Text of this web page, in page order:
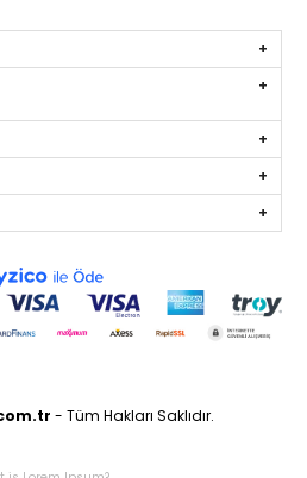
- Tüm Hakları Saklıdır.